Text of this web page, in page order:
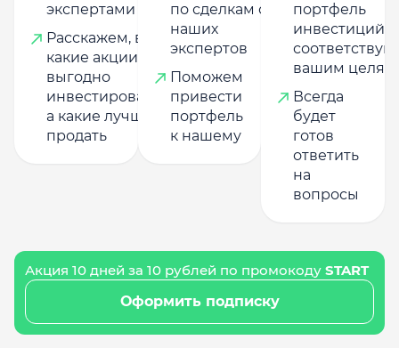
экспертами
Расскажем, в
какие акции
выгодно
инвестировать,
а какие лучше
продать
по сделкам от
наших
экспертов
Поможем
привести
портфель
к нашему
портфель
инвестиций,
вашим целям
Всегда
будет
готов
ответить
на
вопросы
Акция 10 дней за 10 рублей по промокоду START
Оформить подписку